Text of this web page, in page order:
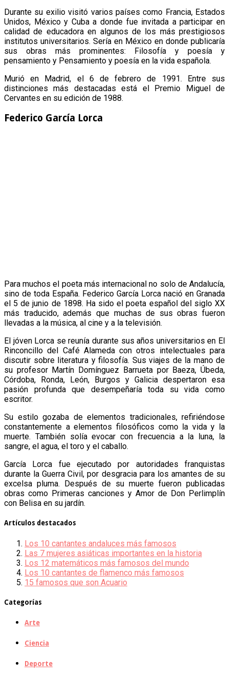
Durante su exilio visitó varios países como Francia, Estados
Unidos, México y Cuba a donde fue invitada a participar en
calidad de educadora en algunos de los más prestigiosos
institutos universitarios. Sería en México en donde publicaría
sus obras más prominentes: Filosofía y poesía y
pensamiento y Pensamiento y poesía en la vida española.
Murió en Madrid, el 6 de febrero de 1991. Entre sus
distinciones más destacadas está el Premio Miguel de
Cervantes en su edición de 1988.
Federico García Lorca
Para muchos el poeta más internacional no solo de Andalucía,
sino de toda España. Federico García Lorca nació en Granada
el 5 de junio de 1898. Ha sido el poeta español del siglo XX
más traducido, además que muchas de sus obras fueron
llevadas a la música, al cine y a la televisión.
El jóven Lorca se reunía durante sus años universitarios en El
Rinconcillo del Café Alameda con otros intelectuales para
discutir sobre literatura y filosofía. Sus viajes de la mano de
su profesor Martín Domínguez Barrueta por Baeza, Úbeda,
Córdoba, Ronda, León, Burgos y Galicia despertaron esa
pasión profunda que desempeñaría toda su vida como
escritor.
Su estilo gozaba de elementos tradicionales, refiriéndose
constantemente a elementos filosóficos como la vida y la
muerte. También solía evocar con frecuencia a la luna, la
sangre, el agua, el toro y el caballo.
García Lorca fue ejecutado por autoridades franquistas
durante la Guerra Civil, por desgracia para los amantes de su
excelsa pluma. Después de su muerte fueron publicadas
obras como Primeras canciones y Amor de Don Perlimplín
con Belisa en su jardín.
Artículos destacados
Los 10 cantantes andaluces más famosos
Las 7 mujeres asiáticas importantes en la historia
Los 12 matemáticos más famosos del mundo
Los 10 cantantes de flamenco más famosos
15 famosos que son Acuario
Categorías
Arte
Ciencia
Deporte